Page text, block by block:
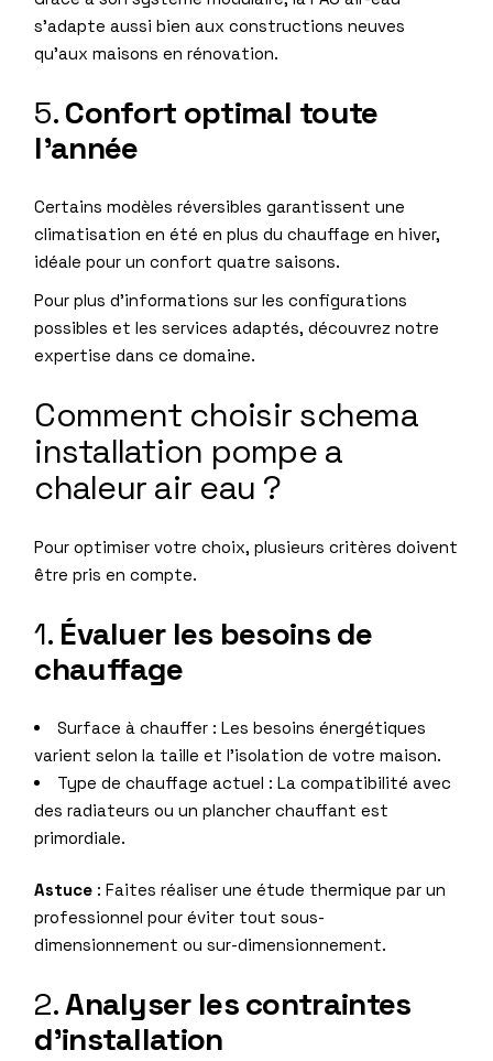
s’adapte aussi bien aux constructions neuves
qu’aux maisons en rénovation.
5.Confort optimal toute
l’année
Certains modèles réversibles garantissent une
climatisation en été en plus du chauffage en hiver,
idéale pour un confort quatre saisons.
Pour plus d’informations sur les configurations
possibles et les services adaptés, découvrez notre
expertise dans ce domaine.
Comment choisir schema
installation pompe a
chaleur air eau ?
Pour optimiser votre choix, plusieurs critères doivent
être pris en compte.
1. Évaluer les besoins de
chauffage
Surface à chauffer : Les besoins énergétiques
varient selon la taille et l’isolation de votre maison.
Type de chauffage actuel : La compatibilité avec
des radiateurs ou un plancher chauffant est
primordiale.
Astuce : Faites réaliser une étude thermique par un
professionnel pour éviter tout sous-
dimensionnement ou sur-dimensionnement.
2.Analyser les contraintes
d’installation